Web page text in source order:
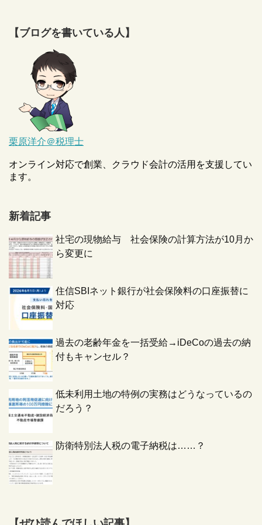
【ブログを書いている人】
栗原洋介＠税理士
オンライン対応で創業、クラウド会計の活用を支援してい
ます。
新着記事
社宅の現物給与 社会保険の計算方法が10月か
ら変更に
住信SBIネット銀行が社会保険料の口座振替に
対応
過去の老齢年金を一括受給→iDeCoの過去の納
付もキャンセル？
低未利用土地の特例の実務はどうなっているの
だろう？
防衛特別法人税の電子納税は……？